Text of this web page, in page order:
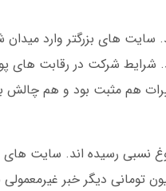
آغاز شد. سایت های بزرگتر
شرایط شرکت در رقابت
هم مثبت بود و هم چالش
مالی به بلوغ نسبی رسیده اند.
تومانی دیگر خبر